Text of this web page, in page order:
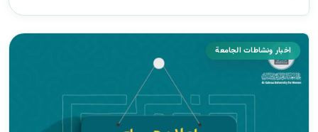
اخبار ونشاطات الجامعة